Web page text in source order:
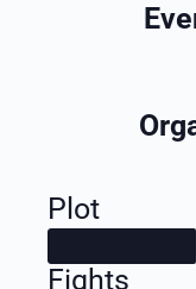
Plot
Fights